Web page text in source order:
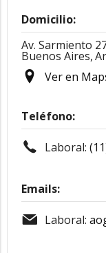
Domicilio:
Av. Sarmiento
Buenos Aires,
Ver en
Teléfono:
Laboral:
Emails:
Laboral: